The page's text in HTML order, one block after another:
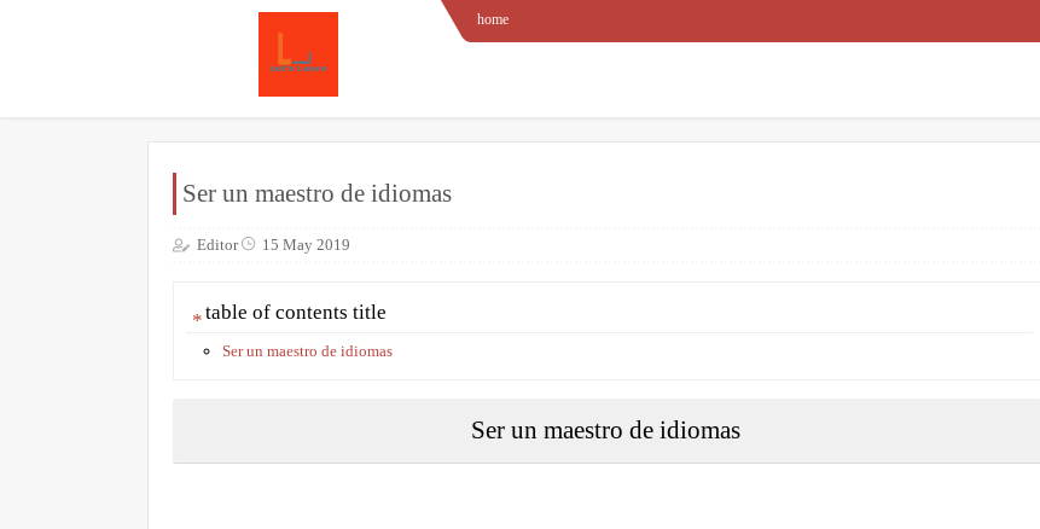
home
Ser un maestro de idiomas
Editor 15 May 2019
table of contents title
Ser un maestro de idiomas
Ser un maestro de idiomas